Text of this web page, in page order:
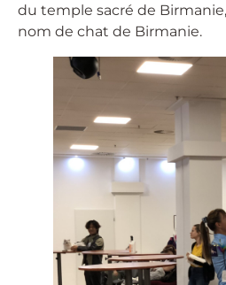
du temple sacré de
nom de chat de Birmanie.